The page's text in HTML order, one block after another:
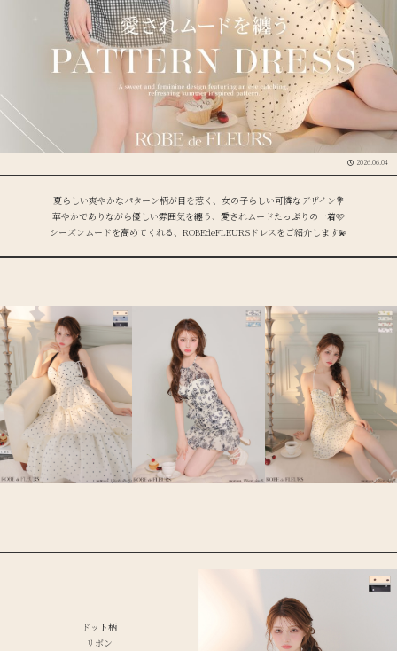
2026.06.04
夏らしい爽やかなパターン柄が目を惹く、女の子らしい可憐なデザイン💐
華やかでありながら優しい雰囲気を纏う、愛されムードたっぷりの一着🩷
シーズンムードを高めてくれる、ROBEdeFLEURSドレスをご紹介します💫
ドット柄
リボン